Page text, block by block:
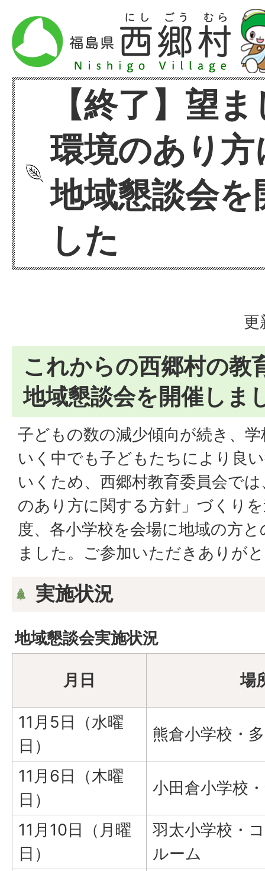
【終了】望
環境のあり
地域懇談会を
した
更
これからの西郷村の教
地域懇談会を開催しま
子どもの数の減少傾向が続き、
いく中でも子どもたちにより良
いくため、西郷村教育委員会で
のあり方に関する方針」づくり
度、各小学校を会場に地域の方
ました。ご参加いただきありが
実施状況
地域懇談会実施状況
月日 場
11月5日（水曜
日）
熊倉小学校・
11月6日（木曜
日）
小田倉小学校
11月10日（月曜
日）
羽太小学校・
ルーム